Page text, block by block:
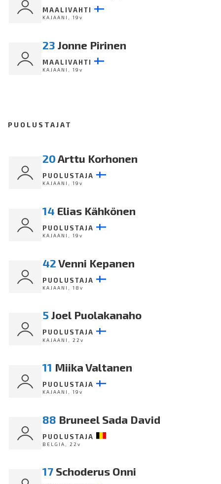
MAALIVAHTI
KAJAANI, 19v
23 Jonne Pirinen
MAALIVAHTI
KAJAANI, 19v
PUOLUSTAJAT
20Arttu Korhonen
PUOLUSTAJA
KAJAANI, 19v
14 Elias Kähkönen
PUOLUSTAJA
KAJAANI, 19v
42Venni Kepanen
PUOLUSTAJA
KAJAANI, 18v
5 Joel Puolakanaho
PUOLUSTAJA
KAJAANI, 22v
11 Miika Valtanen
PUOLUSTAJA
KAJAANI, 19v
88 Bruneel Sada David
PUOLUSTAJA
BELGIA, 22v
17 Schoderus Onni